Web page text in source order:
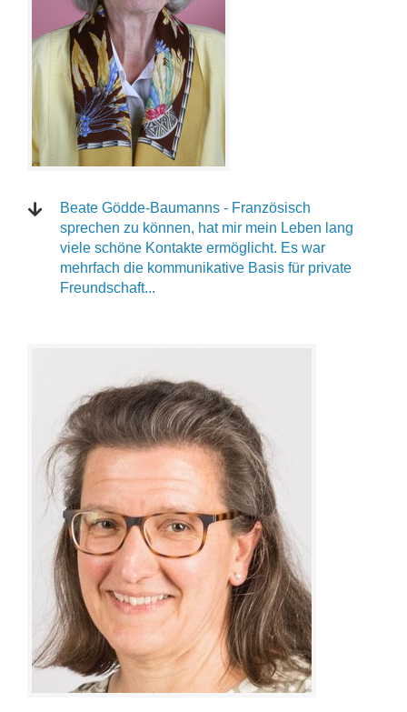
Beate Gödde-Baumanns - Französisch
sprechen zu können, hat mir mein Leben lang
viele schöne Kontakte ermöglicht. Es war
mehrfach die kommunikative Basis für private
Freundschaft...